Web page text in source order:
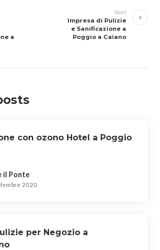
a
Next
Impresa di Pulizie
e Sanificazione a
Poggio a Caiano
con ozono Hotel a Poggio
il Ponte
2020
per Negozio a